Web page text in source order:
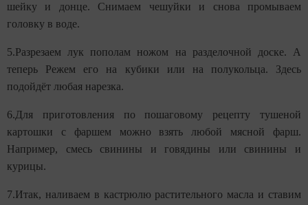
шейку и донце. Снимаем чешуйки и снова промываем
головку в воде.
5.Разрезаем лук пополам ножом на разделочной доске. А
теперь Режем его на кубики или на полукольца. Здесь
подойдёт любая нарезка.
6.Для приготовления по пошаговому рецепту тушеной
картошки с фаршем можно взять любой мясной фарш.
Например, смесь свинины и говядины или свинины и
курицы.
7.Итак, наливаем в кастрюлю растительного масла и ставим